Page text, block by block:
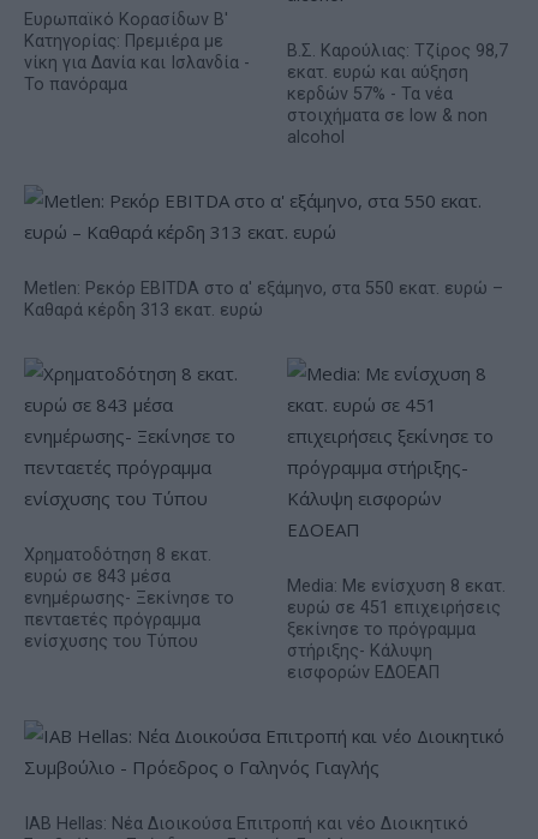
Ευρωπαϊκό Κορασίδων Β'
Κατηγορίας: Πρεμιέρα με
νίκη για Δανία και Ισλανδία -
Το πανόραμα
Β.Σ. Καρούλιας: Τζίρος 98,7
εκατ. ευρώ και αύξηση
κερδών 57% - Τα νέα
στοιχήματα σε low & non
alcohol
Metlen: Ρεκόρ EBITDA στο α' εξάμηνο, στα 550 εκατ. ευρώ –
Καθαρά κέρδη 313 εκατ. ευρώ
Χρηματοδότηση 8 εκατ.
ευρώ σε 843 μέσα
ενημέρωσης- Ξεκίνησε το
πενταετές πρόγραμμα
ενίσχυσης του Τύπου
Media: Με ενίσχυση 8 εκατ.
ευρώ σε 451 επιχειρήσεις
ξεκίνησε το πρόγραμμα
στήριξης- Κάλυψη
εισφορών ΕΔΟΕΑΠ
IAB Hellas: Νέα Διοικούσα Επιτροπή και νέο Διοικητικό